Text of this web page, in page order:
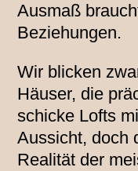
Ausmaß
Beziehungen.
Wir blicken
Häuser, die
schicke Lofts
Aussicht, doch
Realität der